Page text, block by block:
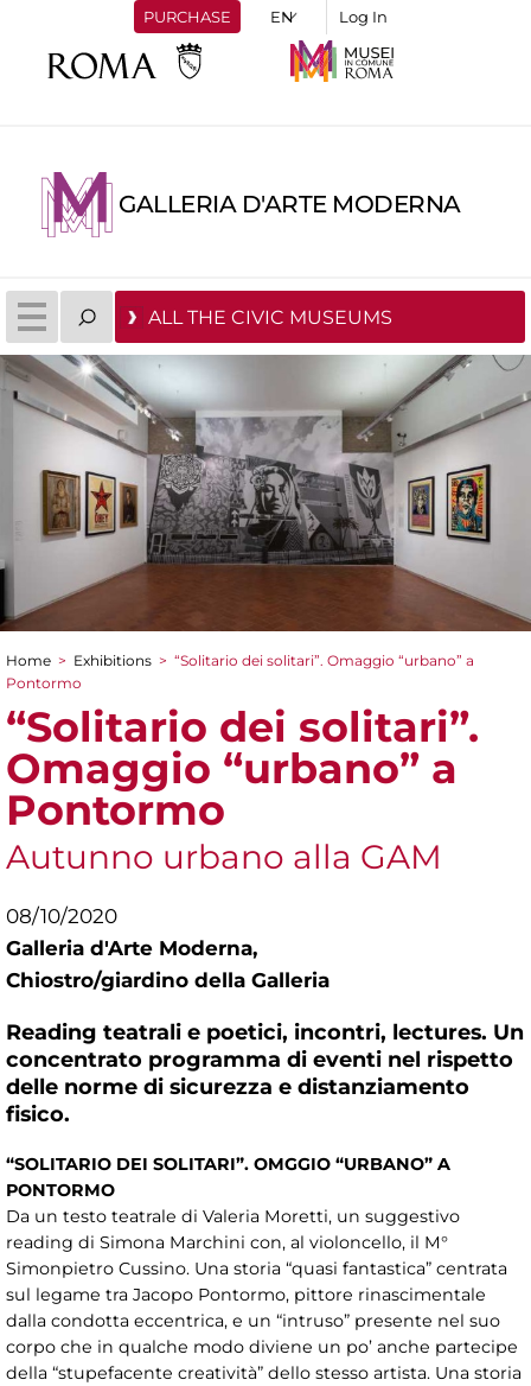
PURCHASE Log In
GALLERIA D'ARTE MODERNA
ALL THE CIVIC MUSEUMS
You are here
Home > Exhibitions > “Solitario dei solitari”. Omaggio “urbano” a
Pontormo
“Solitario dei solitari”.
Omaggio “urbano” a
Pontormo
Autunno urbano alla GAM
08/10/2020
Galleria d'Arte Moderna,
Chiostro/giardino della Galleria
Reading teatrali e poetici, incontri, lectures. Un
concentrato programma di eventi nel rispetto
delle norme di sicurezza e distanziamento
fisico.
“SOLITARIO DEI SOLITARI”. OMGGIO “URBANO” A
PONTORMO
Da un testo teatrale di Valeria Moretti, un suggestivo
reading di Simona Marchini con, al violoncello, il M°
Simonpietro Cussino. Una storia “quasi fantastica” centrata
sul legame tra Jacopo Pontormo, pittore rinascimentale
dalla condotta eccentrica, e un “intruso” presente nel suo
corpo che in qualche modo diviene un po’ anche partecipe
della “stupefacente creatività” dello stesso artista. Una storia